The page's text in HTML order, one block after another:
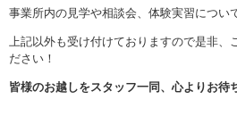
事業所内の見学や相談会、体験実習につい
上記以外も受け付けておりますので是非、
ださい！
皆様のお越しをスタッフ一同、心よりお待